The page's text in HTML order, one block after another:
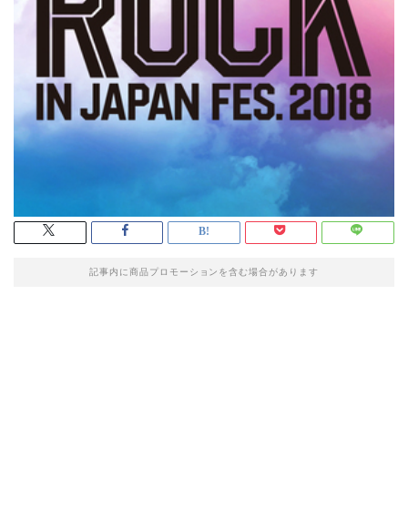
記事内に商品プロモーションを含む場合があります